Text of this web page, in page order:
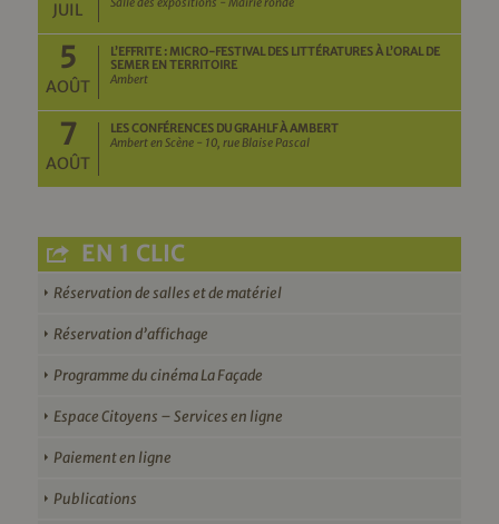
JUIL
5
AOÛT
L’EFFRITE : MICRO-FESTIVAL DES LITTÉRATURES À L’ORAL DE
SEMER EN TERRITOIRE
Ambert
7
AOÛT
LES CONFÉRENCES DU GRAHLF À AMBERT
Ambert en Scène - 10, rue Blaise Pascal
EN 1 CLIC
Réservation de salles et de matériel
Réservation d’affichage
Programme du cinéma La Façade
Espace Citoyens – Services en ligne
Paiement en ligne
Publications